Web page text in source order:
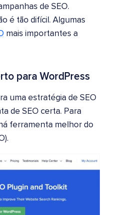
de SEO.
é tão difícil. Algumas
mais importantes a
para WordPress
uma estratégia de SEO
de SEO certa. Para
ferramenta melhor do